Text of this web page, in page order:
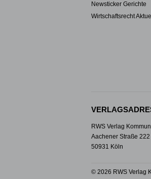
Newsticker Gerichte
Wirtschaftsrecht Aktuell
RWS Verlag
Aachener Straße 222
50931 Köln
© 2026 RWS Verlag